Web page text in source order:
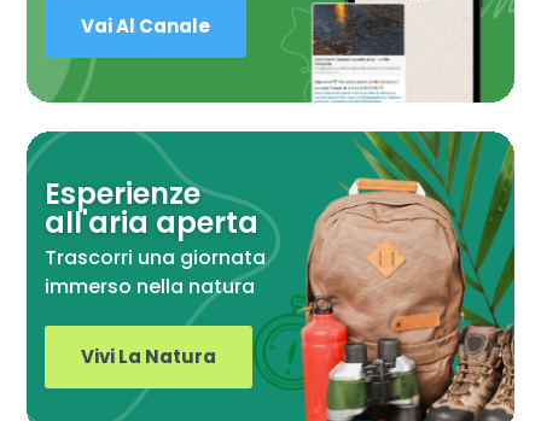
Vai Al Canale
Esperienze
all'aria aperta
Trascorri una giornata
immerso nella natura
Vivi La Natura